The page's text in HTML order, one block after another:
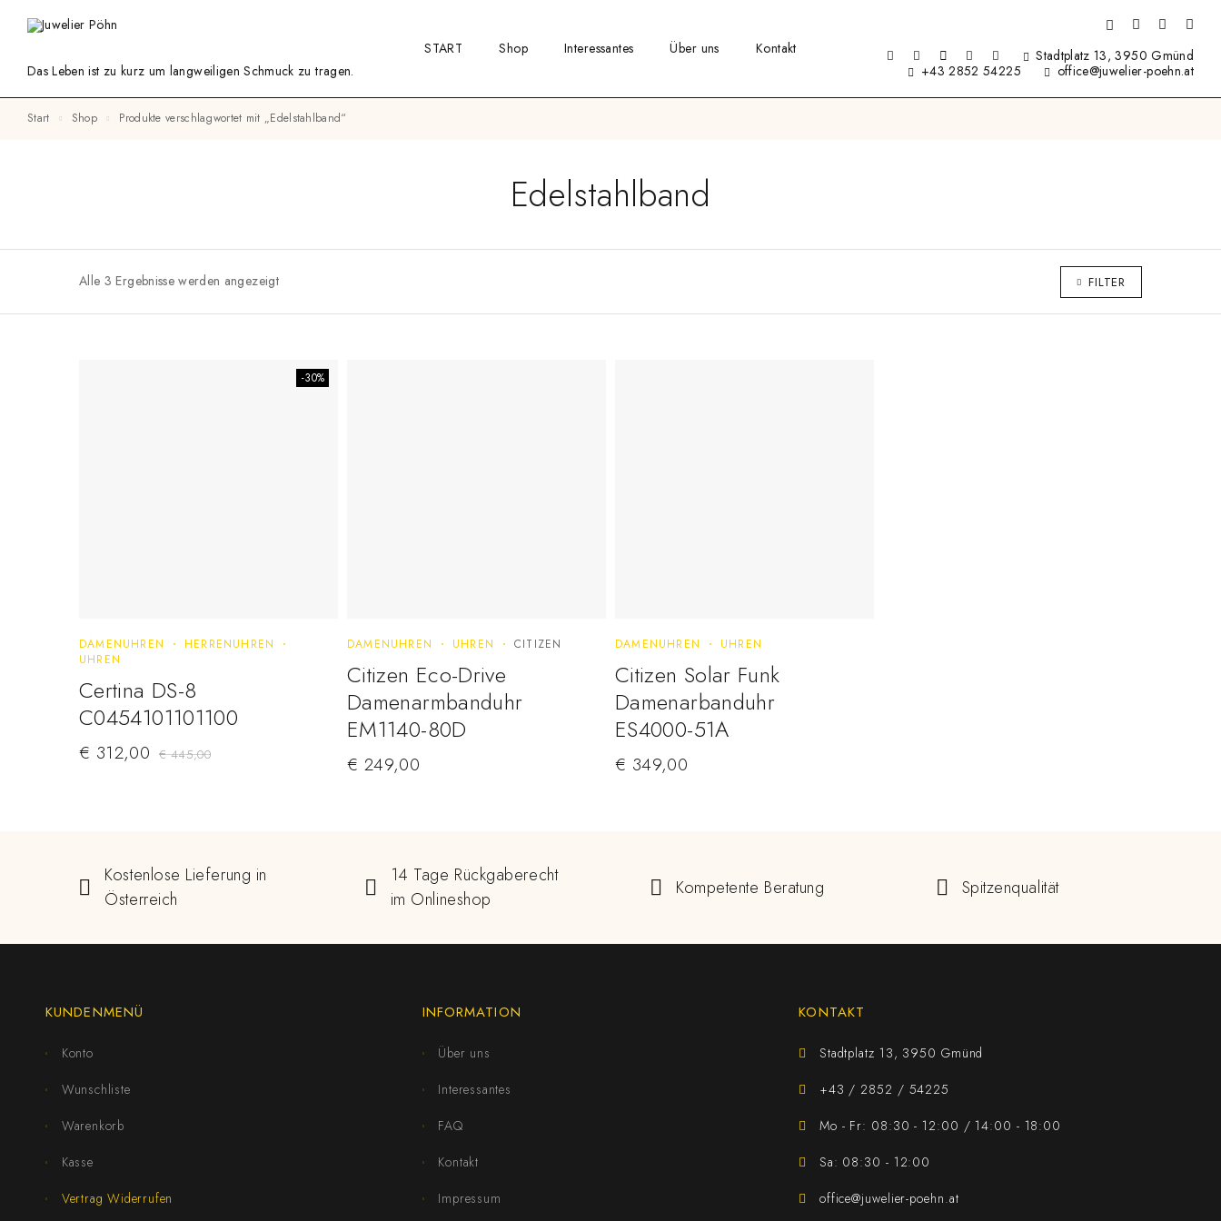
Das Leben ist zu kurz um langweiligen Schmuck zu tragen.
START Shop Interessantes Über uns Kontakt
Stadtplatz 13, 3950 Gmünd
+43 2852 54225
office@juwelier-poehn.at
Start Shop Produkte verschlagwortet mit „Edelstahlband“
Edelstahlband
Alle 3 Ergebnisse werden angezeigt FILTER
-30%
DAMENUHREN
HERRENUHREN
UHREN
Certina DS-8
C0454101101100
€445,00
€ 312,00
DAMENUHREN UHREN CITIZEN
Citizen Eco-Drive
Damenarmbanduhr
EM1140-80D
€ 249,00
DAMENUHREN UHREN
Citizen Solar Funk
Damenarbanduhr
ES4000-51A
€ 349,00
Kostenlose Lieferung in
Österreich
14 Tage Rückgaberecht
im Onlineshop
Kompetente Beratung Spitzenqualität
KUNDENMENÜ
Konto
Wunschliste
Warenkorb
Kasse
Vertrag Widerrufen
INFORMATION
Über uns
Interessantes
FAQ
Kontakt
Impressum
KONTAKT
Stadtplatz 13, 3950 Gmünd
+43 / 2852 / 54225
Mo - Fr: 08:30 - 12:00 / 14:00 - 18:00
Sa: 08:30 - 12:00
office@juwelier-poehn.at